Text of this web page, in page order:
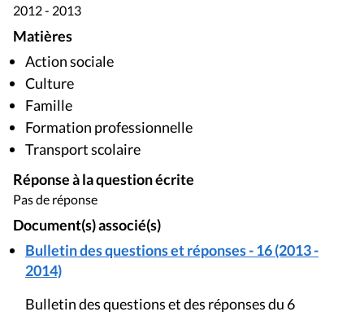
2012 - 2013
Matières
Action sociale
Culture
Famille
Formation professionnelle
Transport scolaire
Réponse à la question écrite
Pas de réponse
Document(s) associé(s)
Bulletin des questions et réponses - 16 (2013 -
2014)
Bulletin des questions et des réponses du 6